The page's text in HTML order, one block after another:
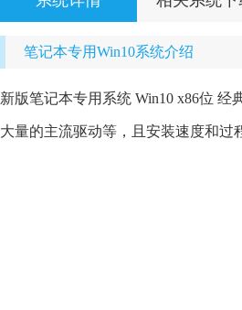
笔记本专用Win10系统介绍
新版笔记本专用系统 Win10 x86位
大量的主流驱动等，且安装速度和